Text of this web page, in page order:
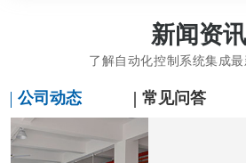
新闻资讯
了解自动化控制系统集成
公司动态 常见问答